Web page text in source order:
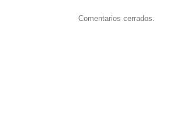
Comentarios cerrados.